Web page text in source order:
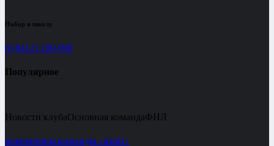
Набор в школу
8 (8412) 200-990
Популярное
Новости клубаОсновная командаФНЛ
НОВОБРАНЦЫ КОМАНДЫ «ЗЕНИТ»